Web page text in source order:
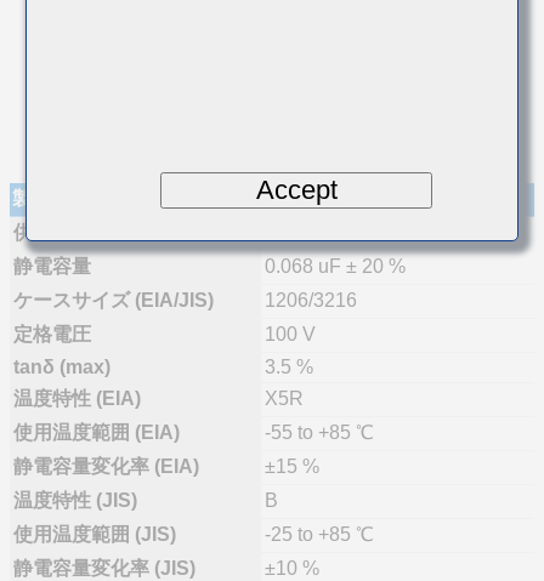
製品仕様
供給体制
静電容量
0.068 uF ± 20 %
ケースサイズ (EIA/JIS)
1206/3216
定格電圧
100 V
tanδ (max)
3.5 %
温度特性 (EIA)
X5R
使用温度範囲 (EIA)
-55 to +85 ℃
静電容量変化率 (EIA)
±15 %
温度特性 (JIS)
B
使用温度範囲 (JIS)
-25 to +85 ℃
静電容量変化率 (JIS)
±10 %
Accept